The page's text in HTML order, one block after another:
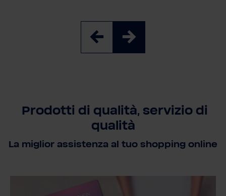
Prodotti di qualità, servizio di
qualità
La miglior assistenza al tuo shopping online